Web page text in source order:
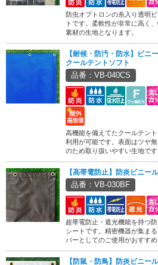
防虫オプトロンの糸入り透明
トです。柔軟性が非常に高く
素材の生地となります。
【耐候・防汚・防水】ビニ
クールテントソフト
品番：VB-040CS
高機能を備えてたクールテン
利用が可能です。表面はツヤ
のため取り扱いやすい生地です
【高帯電防止】防炎ビニー
品番：VB-030BF
超帯電防止・遮光機能を持つ
シートです。精密機器が集ま
バーとしてのご使用がおすすめ
【防鼠・防鳥】防炎ビニー